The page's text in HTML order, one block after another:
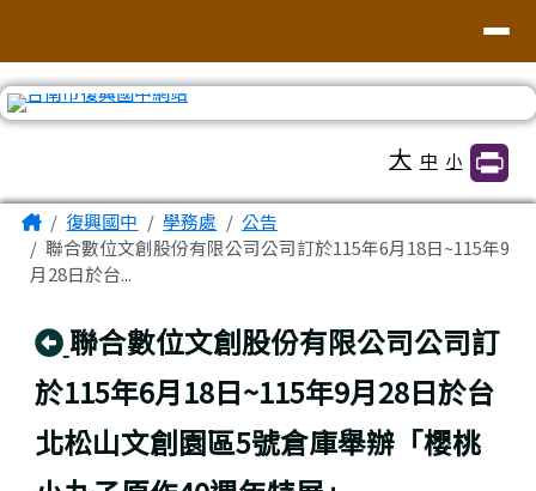
大 中 小
主內容區域
Home復興國中 學務處
公告
聯合數位文創股份有限公司公司訂於115年6月18日~115年9
月28日於台...
回上頁
聯合數位文創股份有限公司公司訂
於115年6月18日~115年9月28日於台
北松山文創園區5號倉庫舉辦「櫻桃
頁尾區域